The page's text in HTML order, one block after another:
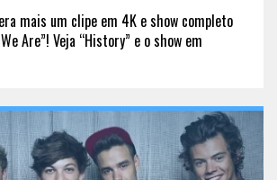
mais um clipe em 4K e show completo
Are”! Veja “History” e o show em